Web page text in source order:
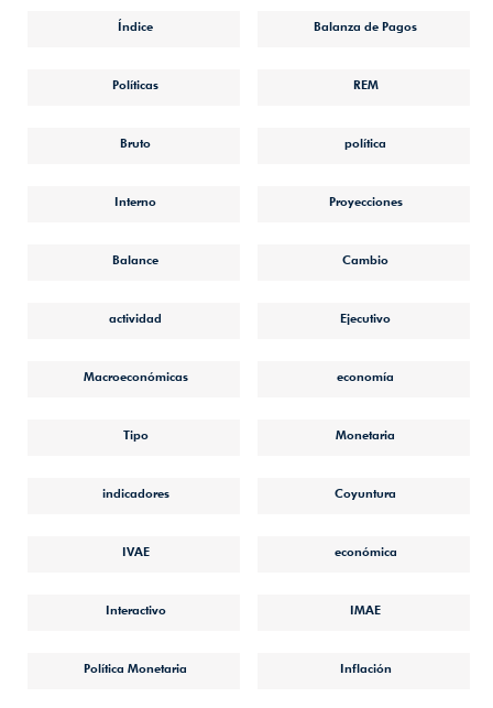
Índice Balanza de Pagos
Políticas REM
Bruto política
Interno Proyecciones
Balance Cambio
actividad Ejecutivo
Macroeconómicas economía
Tipo Monetaria
indicadores Coyuntura
IVAE económica
Interactivo IMAE
Política Monetaria Inflación